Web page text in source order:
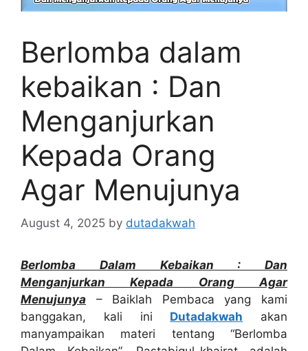
Berlomba dalam
kebaikan : Dan
Menganjurkan
Kepada Orang
Agar Menujunya
August 4, 2025 by dutadakwah
Berlomba Dalam Kebaikan : Dan
Menganjurkan Kepada Orang Agar
Menujunya – Baiklah Pembaca yang kami
banggakan, kali ini Dutadakwah akan
manyampaikan materi tentang “Berlomba